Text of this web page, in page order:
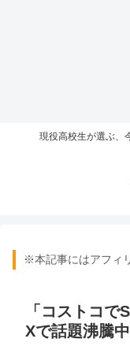
現役高校生が選ぶ、
※本記事にはアフィ
「コストコ
Xで話題沸騰